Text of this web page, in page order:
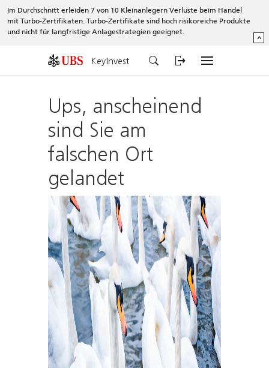
Im Durchschnitt erleiden 7 von 10 Kleinanlegern Verluste beim Handel
mit Turbo-Zertifikaten. Turbo-Zertifikate sind hoch risikoreiche Produkte
und nicht für langfristige Anlagestrategien geeignet.
^
KeyInvest
Ups, anscheinend
sind Sie am
falschen Ort
gelandet